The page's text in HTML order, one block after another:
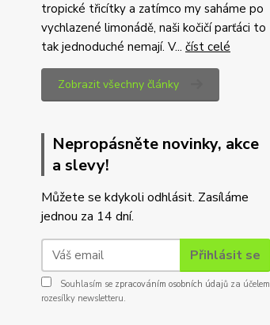
tropické třicítky a zatímco my saháme po
vychlazené limonádě, naši kočičí parťáci to
tak jednoduché nemají. V... číst celé
Zobrazit všechny články
Nepropásněte novinky, akce
a slevy!
Můžete se kdykoli odhlásit. Zasíláme
jednou za 14 dní.
Přihlásit se
Souhlasím se zpracováním osobních údajů za účelem
rozesílky newsletteru.